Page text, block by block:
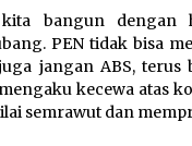
bangun dengan
PEN tidak bisa
jangan ABS, terus
kecewa atas
semrawut dan